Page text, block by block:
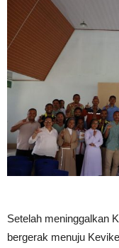
Setelah meninggalkan
bergerak menuju